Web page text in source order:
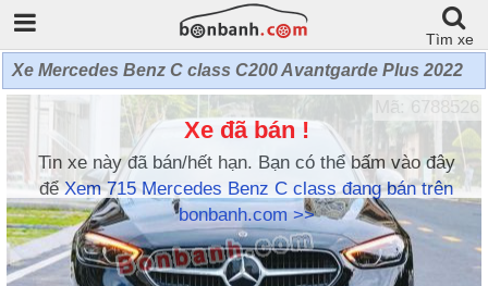
Tìm xe
Xe Mercedes Benz C class C200 Avantgarde Plus 2022
Xe đã bán !
Tin xe này đã bán/hết hạn. Bạn có thể bấm vào đây
đểXem 715 Mercedes Benz C class đang bán trên
bonbanh.com >>
Mã: 6788526